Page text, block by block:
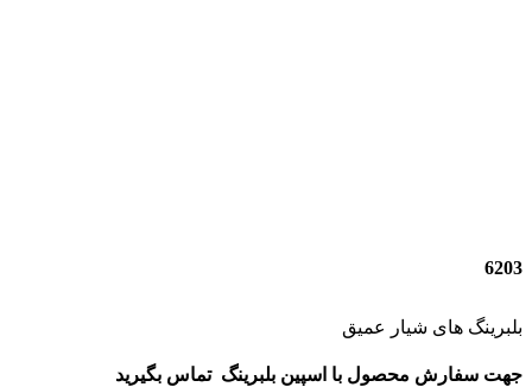
6203
بلبرینگ های شیار عمیق
جهت سفارش محصول با اسپین بلبرینگ تماس بگیرید